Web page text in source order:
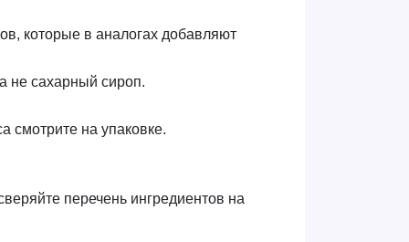
которые в аналогах добавляют
не сахарный сироп.
смотрите на упаковке.
перечень ингредиентов на